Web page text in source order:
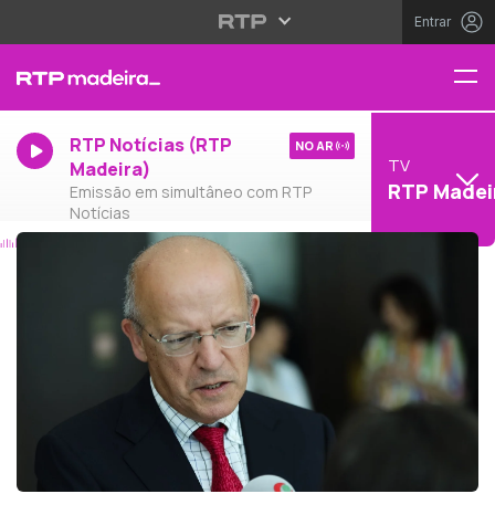
Entrar
RTP Notícias (RTP
Madeira)
Emissão em simultâneo com RTP
Notícias
NO AR
TV
RTP